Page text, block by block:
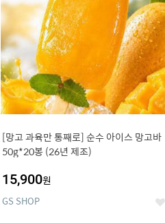
[망고 과육만 통째로] 순수 아이스 망고바
50g*20봉 (26년 제조)
15,900원
GS SHOP 좋